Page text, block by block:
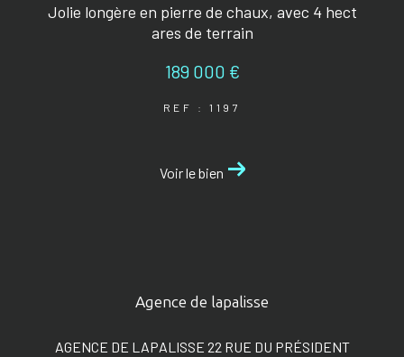
Jolie longère en pierre de chaux, avec 4 hect
ares de terrain
189 000 €
REF : 1197
Voir le bien
Agence de lapalisse
AGENCE DE LAPALISSE 22 RUE DU PRÉSIDENT